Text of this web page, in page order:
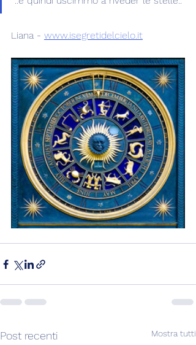
Liana - www.isegretidelcielo.it
Post recenti Mostra tutti